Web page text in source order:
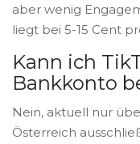
aber wenig
liegt bei 5-15 Cent
Kann ich
Bankkonto
Nein, aktuell nur
Österreich